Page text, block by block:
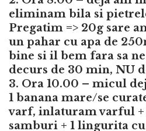
eliminam bila si
Pregatim => 20g sare
un pahar cu apa de
bine si il bem fara sa
decurs de 30 min, NU
3. Ora 10.00 – micul
1 banana mare/se
varf, inlaturam varful
samburi + 1 lingurita